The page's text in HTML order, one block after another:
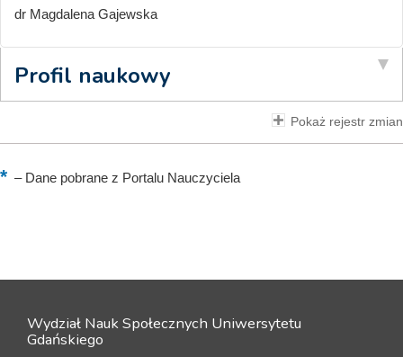
dr Magdalena Gajewska
Profil naukowy
Pokaż rejestr zmian
–Dane pobrane z Portalu Nauczyciela
Wydział Nauk Społecznych Uniwersytetu
Gdańskiego